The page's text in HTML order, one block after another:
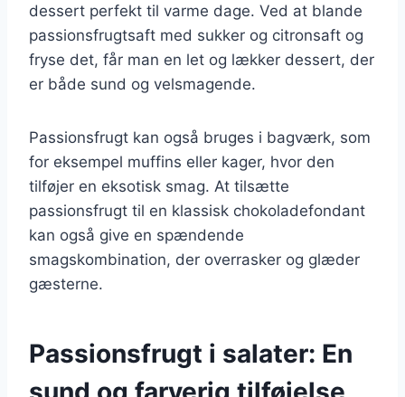
dessert perfekt til varme dage. Ved at blande
passionsfrugtsaft med sukker og citronsaft og
fryse det, får man en let og lækker dessert, der
er både sund og velsmagende.
Passionsfrugt kan også bruges i bagværk, som
for eksempel muffins eller kager, hvor den
tilføjer en eksotisk smag. At tilsætte
passionsfrugt til en klassisk chokoladefondant
kan også give en spændende
smagskombination, der overrasker og glæder
gæsterne.
Passionsfrugt i salater: En